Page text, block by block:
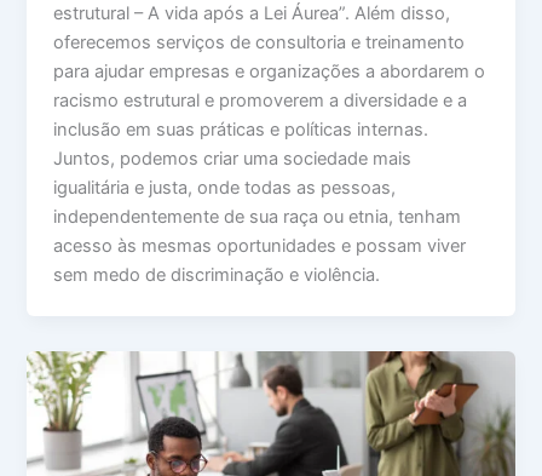
estrutural – A vida após a Lei Áurea”. Além disso,
oferecemos serviços de consultoria e treinamento
para ajudar empresas e organizações a abordarem o
racismo estrutural e promoverem a diversidade e a
inclusão em suas práticas e políticas internas.
Juntos, podemos criar uma sociedade mais
igualitária e justa, onde todas as pessoas,
independentemente de sua raça ou etnia, tenham
acesso às mesmas oportunidades e possam viver
sem medo de discriminação e violência.